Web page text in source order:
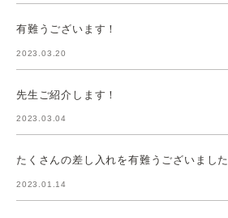
有難うございます！
2023.03.20
先生ご紹介します！
2023.03.04
たくさんの差し入れを有難うございました
2023.01.14